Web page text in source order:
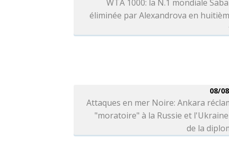
WTA 1000: la N.1 mondiale
éliminée par Alexandrova en
08/
Attaques en mer Noire: Ankara
"moratoire" à la Russie et
de la